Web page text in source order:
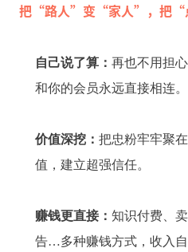
把“路人”变“家人”，把“
自己说了算： 再也不用担
和你的会员永远直接相连。
价值深挖： 把忠粉牢牢聚
值，建立超强信任。
赚钱更直接： 知识付费、
告…多种赚钱方式，收入自